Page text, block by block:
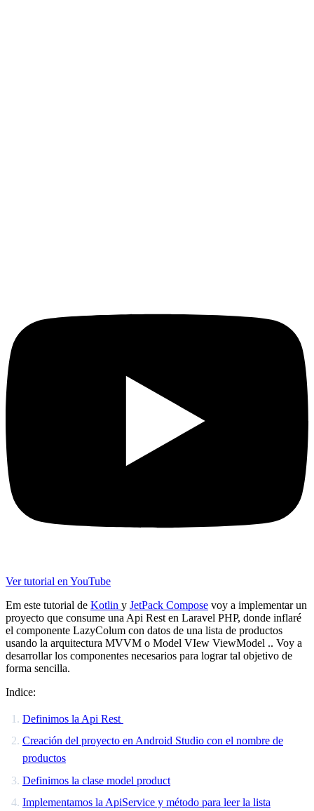
Ver tutorial en YouTube
Em este tutorial de Kotlin y JetPack Compose voy a implementar un
proyecto que consume una Api Rest en Laravel PHP, donde inflaré
el componente LazyColum con datos de una lista de productos
usando la arquitectura MVVM o Model VIew ViewModel .. Voy a
desarrollar los componentes necesarios para lograr tal objetivo de
forma sencilla.
Indice:
Definimos la Api Rest
Creación del proyecto en Android Studio con el nombre de
productos
Definimos la clase model product
Implementamos la ApiService y método para leer la lista